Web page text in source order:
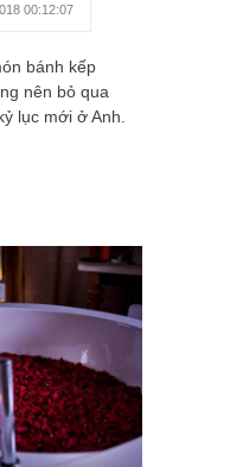
00:12:07
bánh kếp
nên bỏ qua
lục mới ở Anh.